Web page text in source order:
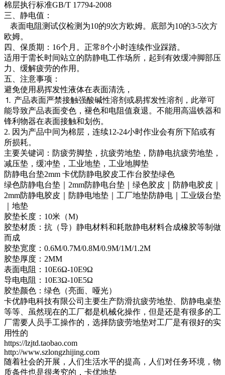
棉层执行标准GB/T 17794-2008
三、静电值：
表面电阻测试仪检测为10的9次方欧姆。底部为10的3-5次方
欧姆。
四、保质期：16个月。正常8个小时连续作业踩踏。
适用于需长时间站立的防静电工作场所，起到有效缓冲脚部压
力、缓解疲劳的作用。
五、注意事项：
避免使用易挥发性液体在表面清洗，
⒈ 产品表面严禁接触强酸碱性溶剂或易挥发性溶剂，此举可
能导致产品表面变色，褪色和电阻值衰退。不能用高温铁器和
锋利物器在表面接触和划伤。
2. 因为产品中间为棉层，连续12-24小时作业会有所下陷或有
所损耗。
主要关键词：防疲劳脚垫，抗疲劳地垫，防静电抗疲劳地垫，
减压垫，缓冲垫，工业地垫，工业地脚垫
防静电台垫2mm 卡优防静电胶皮工作台胶垫绿色
绿色防静电台垫｜2mm防静电台垫｜绿色胶皮｜防静电胶皮｜
2mm防静电胶皮｜防静电地垫｜工厂地垫防静电｜工业级台垫
｜地垫
胶垫长度：10米（M)
胶垫材质：抗（导）静电材料和耗散静电材料合成橡胶等制做
而成
胶垫宽度：0.6M/0.7M/0.8M/0.9M/1M/1.2M
胶垫厚度：2MM
表面电阻：10E6Ω-10E9Ω
导电电阻：10E3Ω-10E5Ω
胶垫颜色：绿色（亮面、哑光）
卡优静电科技有限公司主要生产防滑抗疲劳地垫、防静电桌垫
等等、虽然现在的工厂都是机械化操作，但是还是有很多的工
厂需要人员手工操作的，选择防疲劳地垫对工厂是有很好的实
用性的
https://lzjtd.taobao.com
http://www.szlongzhijing.com
随着社会的开展，人们生活水平的提高，人们对任务环境，物
质条件也是很考究的，卡优地垫